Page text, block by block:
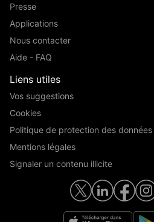
Presse
Applications
Nous contacter
Aide - FAQ
Liens utiles
Vos suggestions
Cookies
Politique de protection des
Mentions légales
Signaler un contenu illicite